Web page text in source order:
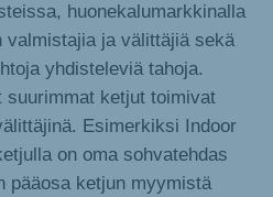
huonekalumarkkinalla
valmistajia ja välittäjiä sekä
yhdisteleviä tahoja.
suurimmat ketjut toimivat
Esimerkiksi Indoor
on oma sohvatehdas
pääosa ketjun myymistä